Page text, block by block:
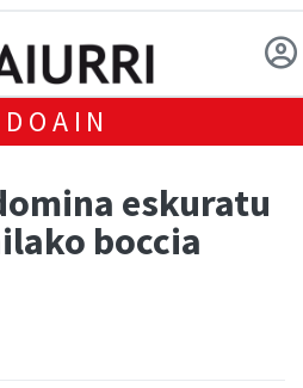
eskuratu
boccia